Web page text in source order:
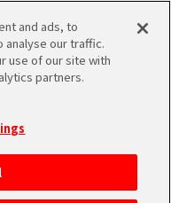
MEN
and ads, to
analyse our traffic.
use of our site with
partners.